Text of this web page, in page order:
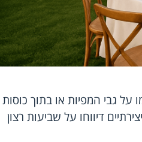
על גבי המפיות או בתוך כוסות
דיווחו על שביעות רצון